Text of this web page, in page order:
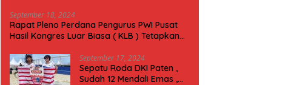
September 18, 2024
Rapat Pleno Perdana Pengurus PWI Pusat
Hasil Kongres Luar Biasa ( KLB ) Tetapkan
September 17, 2024
Sepatu Roda DKI Paten ,
Sudah 12 Mendali Emas ,